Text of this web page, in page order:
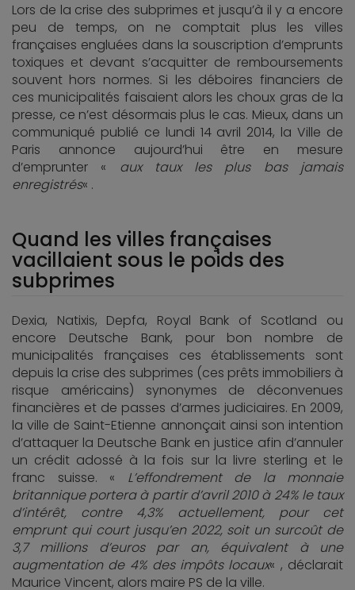
Lors de la crise des subprimes et jusqu’à il y a encore
peu de temps, on ne comptait plus les villes
françaises engluées dans la souscription d’emprunts
toxiques et devant s’acquitter de remboursements
souvent hors normes. Si les déboires financiers de
ces municipalités faisaient alors les choux gras de la
presse, ce n’est désormais plus le cas. Mieux, dans un
communiqué publié ce lundi 14 avril 2014, la Ville de
Paris annonce aujourd’hui être en mesure
d’emprunter « aux taux les plus bas jamais
enregistrés« .
Quand les villes françaises
vacillaient sous le poids des
subprimes
Dexia, Natixis, Depfa, Royal Bank of Scotland ou
encore Deutsche Bank, pour bon nombre de
municipalités françaises ces établissements sont
depuis la crise des subprimes (ces prêts immobiliers à
risque américains) synonymes de déconvenues
financières et de passes d’armes judiciaires. En 2009,
la ville de Saint-Etienne annonçait ainsi son intention
d’attaquer la Deutsche Bank en justice afin d’annuler
un crédit adossé à la fois sur la livre sterling et le
franc suisse. « L’effondrement de la monnaie
britannique portera à partir d’avril 2010 à 24% le taux
d’intérêt, contre 4,3% actuellement, pour cet
emprunt qui court jusqu’en 2022, soit un surcoût de
3,7 millions d’euros par an, équivalent à une
augmentation de 4% des impôts locaux« , déclarait
Maurice Vincent, alors maire PS de la ville.